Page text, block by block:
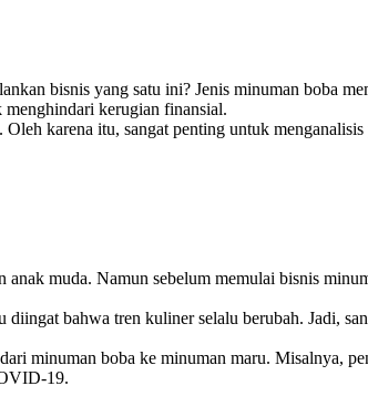
bisnis yang satu ini? Jenis minuman boba
kerugian finansial.
karena itu, sangat penting untuk
muda. Namun sebelum memulai bisnis
bahwa tren kuliner selalu berubah. Jadi,
minuman boba ke minuman maru. Misalnya,
19.